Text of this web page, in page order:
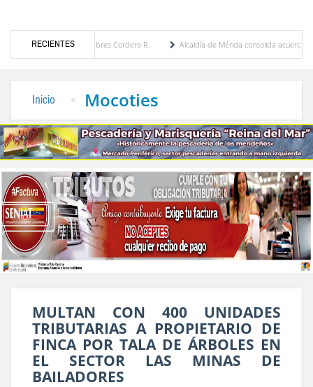
RECIENTES
María Eugenia Febres Cordero R.
Alcaldía de Mérida consolida acuerdos con
Inicio Mocoties
MULTAN CON 400 UNIDADES
TRIBUTARIAS A PROPIETARIO DE
FINCA POR TALA DE ÁRBOLES EN
EL SECTOR LAS MINAS DE
BAILADORES